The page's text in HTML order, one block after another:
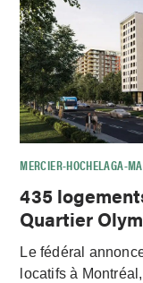
MERCIER-HOCHELAGA-
435
Quartier
Le fédéral
locatifs à